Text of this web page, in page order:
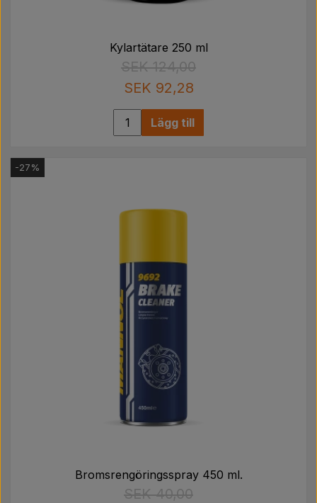
Kylartätare 250 ml
SEK 124,00
SEK 92,28
Lägg till
-27%
Bromsrengöringsspray 450 ml.
SEK 40,00